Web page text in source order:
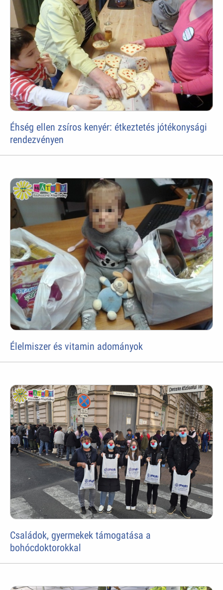
Éhség ellen zsíros kenyér: étkeztetés jótékonysági
rendezvényen
Élelmiszer és vitamin adományok
Családok, gyermekek támogatása a
bohócdoktorokkal